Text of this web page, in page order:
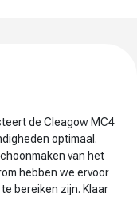
de Cleagow MC4
optimaal.
van het
hebben we ervoor
bereiken zijn. Klaar